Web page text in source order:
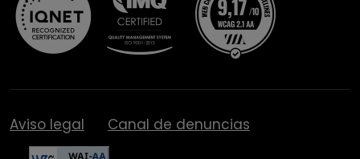
Aviso legal Canal de denuncias